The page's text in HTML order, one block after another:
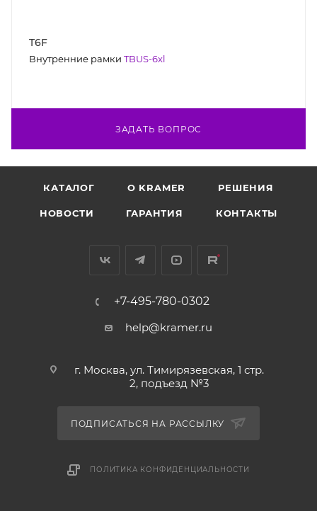
T6F
Внутренние рамки TBUS-6xl
ЗАДАТЬ ВОПРОС
КАТАЛОГ O KRAMER РЕШЕНИЯ
НОВОСТИ ГАРАНТИЯ КОНТАКТЫ
+7-495-780-0302
help@kramer.ru
г. Москва, ул. Тимирязевская, 1 стр.
2, подъезд №3
ПОДПИСАТЬСЯ НА РАССЫЛКУ
ПОЛИТИКА КОНФИДЕНЦИАЛЬНОСТИ